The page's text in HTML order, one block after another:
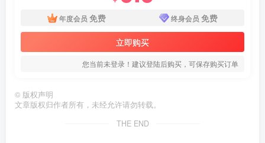
年度会员 免费 终身会员 免费
立即购买
您当前未登录！建议登陆后购买，可保存购买订单
© 版权声明
文章版权归作者所有，未经允许请勿转载。
THE END